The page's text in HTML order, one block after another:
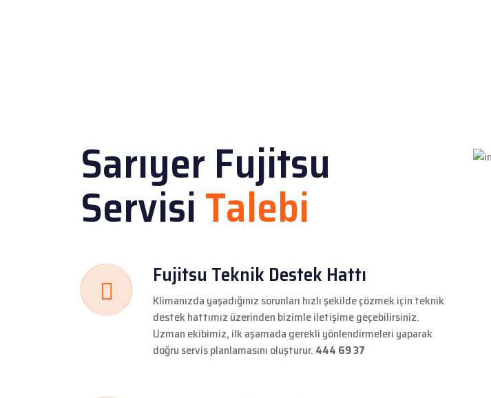
Sarıyer Fujitsu
ServisiTalebi
Fujitsu Teknik Destek Hattı
Klimanızda yaşadığınız sorunları hızlı şekilde çözmek için teknik
destek hattımız üzerinden bizimle iletişime geçebilirsiniz.
Uzman ekibimiz, ilk aşamada gerekli yönlendirmeleri yaparak
doğru servis planlamasını oluşturur. 444 69 37